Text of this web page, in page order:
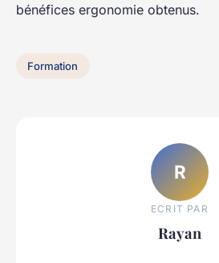
bénéfices ergonomie obtenus.
Formation
R
ECRIT PAR
Rayan